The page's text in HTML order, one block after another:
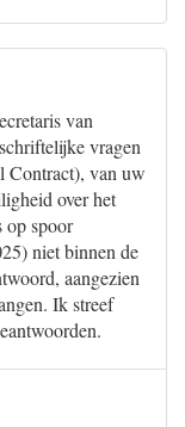
van
vragen
Contract), van uw
over het
op spoor
niet binnen de
aangezien
Ik streef